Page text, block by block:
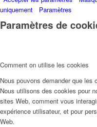
uniquement
Paramètres
Paramètres de
Comment on utilise les cookies
Nous pouvons demander que
Nous utilisons des cookies pour
sites Web, comment vous
expérience utilisateur, et pour
Web.